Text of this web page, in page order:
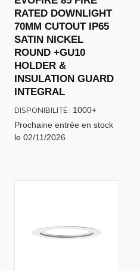
RATED DOWNLIGHT
70MM CUTOUT IP65
SATIN NICKEL
ROUND +GU10
HOLDER &
INSULATION GUARD
INTEGRAL
Prochaine entrée en stock
le 02/11/2026
DISPONIBILITÉ: 1000+